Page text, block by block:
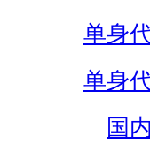
单身
单身
国